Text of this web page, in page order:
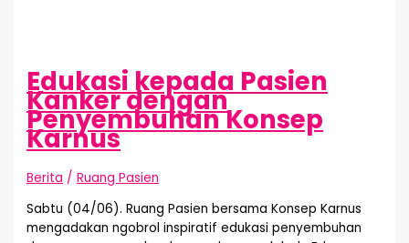
Edukasi kepada Pasien
Kanker dengan
Penyembuhan Konsep
Karnus
Berita /Ruang Pasien
Sabtu (04/06). Ruang Pasien bersama Konsep Karnus
mengadakan ngobrol inspiratif edukasi penyembuhan